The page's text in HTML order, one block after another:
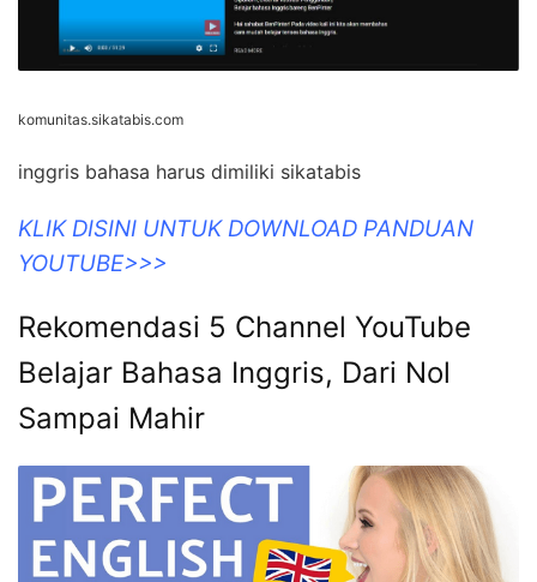
komunitas.sikatabis.com
inggris bahasa harus dimiliki sikatabis
KLIK DISINI UNTUK DOWNLOAD PANDUAN
YOUTUBE>>>
Rekomendasi 5 Channel YouTube
Belajar Bahasa Inggris, Dari Nol
Sampai Mahir